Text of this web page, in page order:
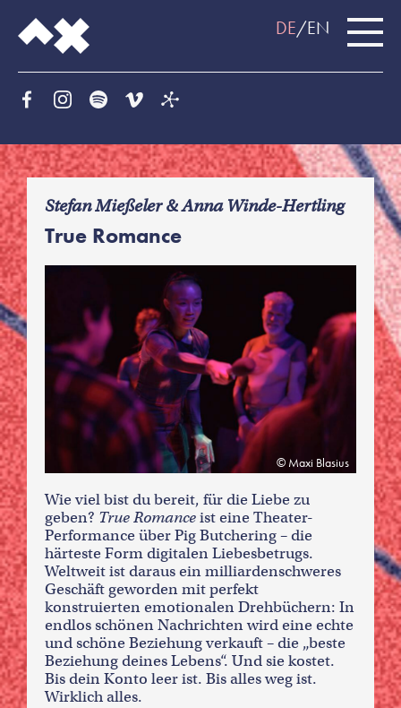
DE EN
f
Stefan Mießeler & Anna Winde-Hertling
True Romance
Maxi Blasius
Wie viel bist du bereit, für die Liebe zu
geben? True Romanceist eine Theater-
Performance über Pig Butchering – die
härteste Form digitalen Liebesbetrugs.
Weltweit ist daraus ein milliardenschweres
Geschäft geworden mit perfekt
konstruierten emotionalen Drehbüchern: In
endlos schönen Nachrichten wird eine echte
und schöne Beziehung verkauft – die „beste
Beziehung deines Lebens“. Und sie kostet.
Bis dein Konto leer ist. Bis alles weg ist.
Wirklich alles.